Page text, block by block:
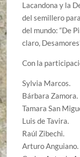
Lacandona y la
del semillero
del mundo: “De
claro,
Con la
Sylvia Marcos.
Bárbara Zamora.
Tamara San
Luis de Tavira.
Raúl Zibechi.
Arturo Anguiano.